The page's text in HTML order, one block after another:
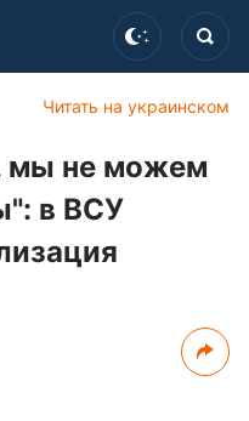
Читать на украинском
мы не можем
в ВСУ